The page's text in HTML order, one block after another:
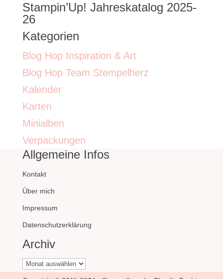
Stampin’Up! Jahreskatalog 2025-
26
Kategorien
Blog Hop Inspiration & Art
Blog Hop Team Stempelherz
Kalender
Karten
Minialben
Verpackungen
Allgemeine Infos
Kontakt
Über mich
Impressum
Datenschutzerklärung
Archiv
Archiv